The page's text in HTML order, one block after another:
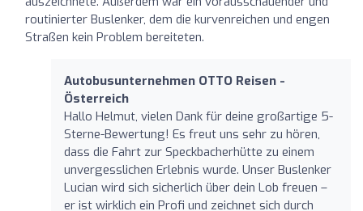
routinierter Buslenker, dem die kurvenreichen und engen
Straßen kein Problem bereiteten.
Autobusunternehmen OTTO Reisen -
Österreich
Hallo Helmut, vielen Dank für deine großartige 5-
Sterne-Bewertung! Es freut uns sehr zu hören,
dass die Fahrt zur Speckbacherhütte zu einem
unvergesslichen Erlebnis wurde. Unser Buslenker
Lucian wird sich sicherlich über dein Lob freuen –
er ist wirklich ein Profi und zeichnet sich durch